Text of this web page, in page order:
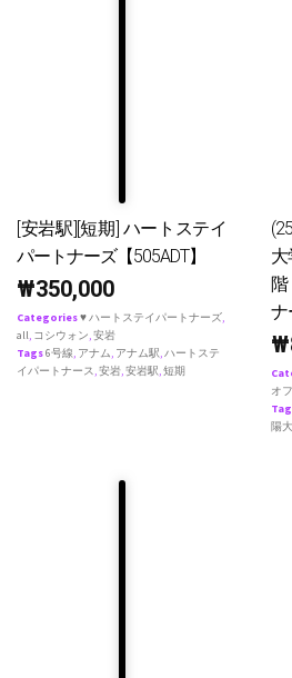
[安岩駅][短期] ハートステイ
パートナーズ【505ADT】
₩350,000
Categories♥ ハートステイパートナーズ,
all, コシウォン,安岩
Tags6号線, アナム, アナム駅,ハートステ
イパートナース,安岩,安岩駅,短期
階
ナ
₩
オ
陽